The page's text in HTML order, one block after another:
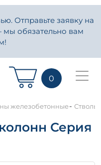
Отправьте заявку на
мы обязательно вам
0
железобетонные- Стволы
Серия